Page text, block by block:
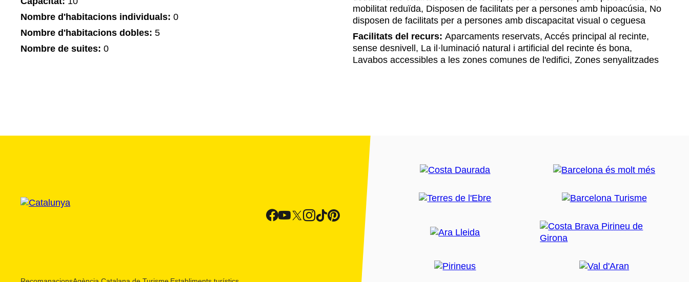
Nombre d'habitacions individuals: 0
Nombre d'habitacions dobles: 5
Nombre de suites: 0
mobilitat reduïda, Disposen de facilitats per a persones amb hipoacúsia, No
disposen de facilitats per a persones amb discapacitat visual o ceguesa
Facilitats del recurs: Aparcaments reservats, Accés principal al recinte,
sense desnivell, La il·luminació natural i artificial del recinte és bona,
Lavabos accessibles a les zones comunes de l'edifici, Zones senyalitzades